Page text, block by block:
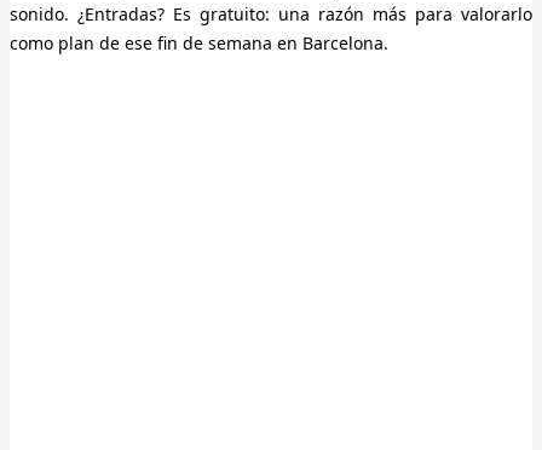
sonido. ¿Entradas? Es gratuito: una razón más para valorarlo
como plan de ese fin de semana en Barcelona.